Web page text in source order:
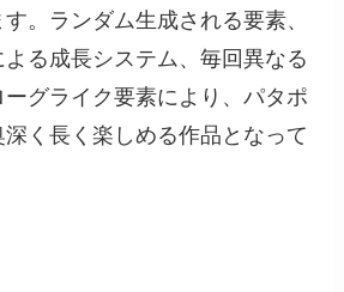
。ランダム生成される要素、
る成長システム、毎回異なる
グライク要素により、パタポ
く長く楽しめる作品となって